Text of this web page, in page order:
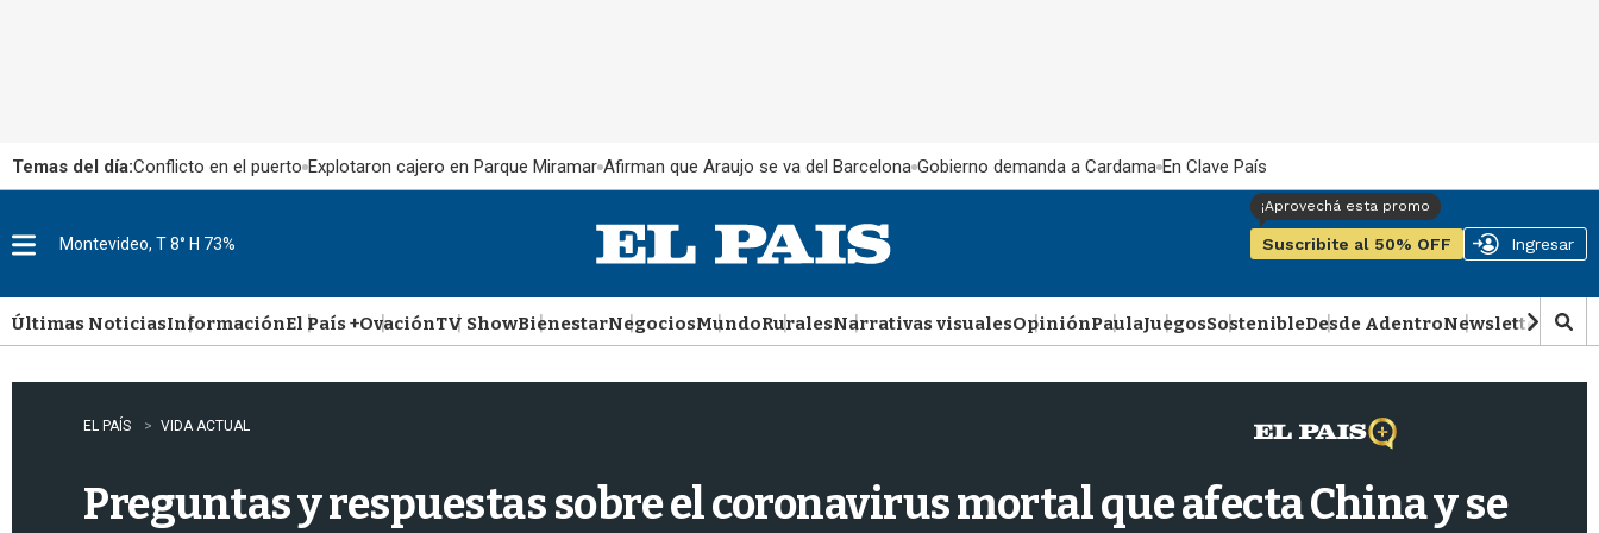
Temas del día:Conflicto en el puerto Explotaron cajero en Parque Miramar Afirman que Araujo se va del Barcelona Gobierno demanda a Cardama En Clave País
u
Montevideo, T 8° H 73% Suscribite al 50% OFF Ingresar
Últimas NoticiasInformaciónEl País +OvaciónTV ShowBienestarNegociosMundoRuralesNarrativas visualesOpiniónPaulaJuegosSostenibleDesde AdentroNewsletter
M
o
s
EL PAÍS VIDA ACTUAL
Preguntas y respuestas sobre el coronavirus mortal que afecta China y se